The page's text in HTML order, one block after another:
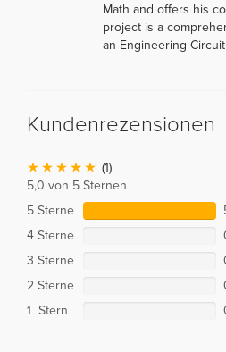
Math and offers his
project is a
an Engineering
Kundenrezensionen
(1)
5,0 von 5 Sternen
5 Sterne
4 Sterne
3 Sterne
2 Sterne
1 Stern